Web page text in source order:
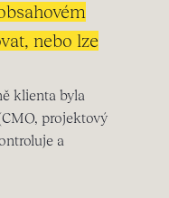
nebo lze
klienta byla
projektový
a